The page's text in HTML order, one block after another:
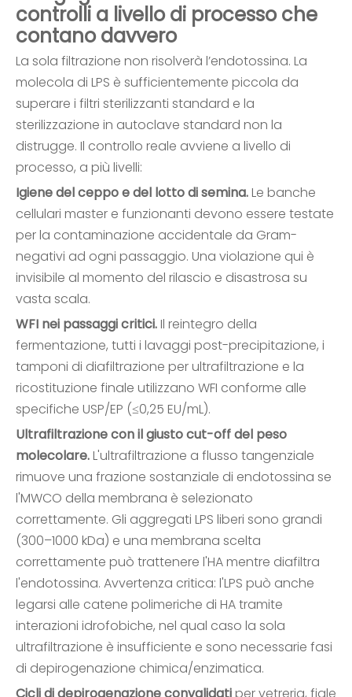
controlli a livello di processo che
contano davvero
La sola filtrazione non risolverà l’endotossina. La
molecola di LPS è sufficientemente piccola da
superare i filtri sterilizzanti standard e la
sterilizzazione in autoclave standard non la
distrugge. Il controllo reale avviene a livello di
processo, a più livelli:
Igiene del ceppo e del lotto di semina.Le banche
cellulari master e funzionanti devono essere testate
per la contaminazione accidentale da Gram-
negativi ad ogni passaggio. Una violazione qui è
invisibile al momento del rilascio e disastrosa su
vasta scala.
WFI nei passaggi critici.Il reintegro della
fermentazione, tutti i lavaggi post-precipitazione, i
tamponi di diafiltrazione per ultrafiltrazione e la
ricostituzione finale utilizzano WFI conforme alle
specifiche USP/EP (≤0,25 EU/mL).
Ultrafiltrazione con il giusto cut-off del peso
molecolare.L'ultrafiltrazione a flusso tangenziale
rimuove una frazione sostanziale di endotossina se
l'MWCO della membrana è selezionato
correttamente. Gli aggregati LPS liberi sono grandi
(300–1000 kDa) e una membrana scelta
correttamente può trattenere l'HA mentre diafiltra
l'endotossina. Avvertenza critica: l'LPS può anche
legarsi alle catene polimeriche di HA tramite
interazioni idrofobiche, nel qual caso la sola
ultrafiltrazione è insufficiente e sono necessarie fasi
di depirogenazione chimica/enzimatica.